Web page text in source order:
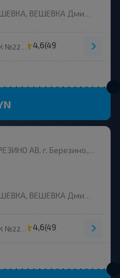
Дмитровичский с/с Березинский р-н МИНСКАЯ ОБЛ. Беларусь
4,6(49)
АВ, г. Березино, ул. Горького, 36
Дмитровичский с/с Березинский р-н МИНСКАЯ ОБЛ. Беларусь
4,6(49)